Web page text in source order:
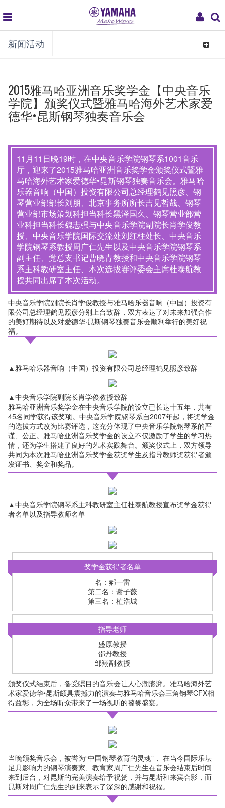
My
global
navigation
新闻活动
Toggle
2015雅马哈亚洲音乐奖学金【中央音乐
学院】颁奖仪式暨雅马哈海外艺术家爱
德华•昆斯钢琴独奏音乐会
11月11日晚19时，在中央音乐学院钢琴系1001音乐
厅，迎来了2015雅马哈亚洲音乐奖学金颁奖仪式暨雅
马哈海外艺术家爱德华•昆斯钢琴独奏音乐会。雅马哈
乐器音响（中国）投资有限公司总经理鹤见照彦、钢
琴营业部部长刘朋、北京事务所所长吉见哲哉、钢琴
营业部市场策划科担当科长黑泽国久、钢琴营业部营
业科担当科长魏志强与中央音乐学院副院长肖学俊教
授、中央音乐学院国际交流处刘红柱处长、中央音乐
学院钢琴系教授周广仁先生以及中央音乐学院钢琴系
副主任、党总支书记曹晓青教授和中央音乐学院钢琴
系主科教研室主任、本次选拔赛评委会主席杜泰航教
授共同出席了本次活动。
中央音乐学院副院长肖学俊教授与雅马哈乐器音响（中国）投资有
限公司总经理鹤见照彦分别上台致辞，双方表达了对未来加强合作
的美好期待以及对爱德华·昆斯钢琴独奏音乐会顺利举行的美好祝
福。
▲雅马哈乐器音响（中国）投资有限公司总经理鹤见照彦致辞
▲中央音乐学院副院长肖学俊教授致辞
雅马哈亚洲音乐奖学金在中央音乐学院的设立已长达十五年，共有
45名同学获得该奖项。中央音乐学院钢琴系自2007年起，将奖学金
的选拔方式改为比赛评选，这充分体现了中央音乐学院钢琴系的严
谨、公正。雅马哈亚洲音乐奖学金的设立不仅激励了学生的学习热
情，还为学生搭建了良好的艺术实践舞台。颁奖仪式上，双方领导
共同为本次雅马哈亚洲音乐奖学金获奖学生及指导教师奖获得者颁
发证书、奖金和奖品。
▲中央音乐学院钢琴系主科教研室主任杜泰航教授宣布奖学金获得
者名单以及指导教师名单
奖学金获得者名单
名：郝一雷
第二名：谢子薇
第三名：植浩城
指导老师
盛原教授
邵丹教授
邹翔副教授
颁奖仪式结束后，备受瞩目的音乐会让人心潮澎湃。雅马哈海外艺
术家爱德华•昆斯颇具震撼力的演奏与雅马哈音乐会三角钢琴CFX相
得益彰，为全场听众带来了一场视听的饕餮盛宴。
当晚颁奖音乐会，被誉为“中国钢琴教育的灵魂”， 在当今国际乐坛
足具影响力的钢琴演奏家、教育家周广仁先生在音乐会结束后时间
来到后台，对昆斯的完美演奏给予祝贺，并与昆斯和来宾合影，而
昆斯对周广仁先生的到来表示了深深的感谢和祝福。